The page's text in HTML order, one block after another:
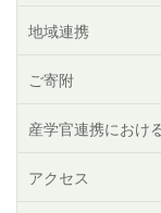
地域連携
ご寄附
産学官連携におけ
アクセス